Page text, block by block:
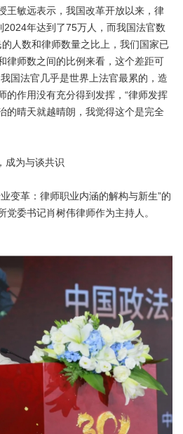
敏远表示，我国改革开放以来，律
年达到了75万人，而我国法官数
人数和律师数量之比上，我们国家已
律师数之间的比例来看，这个差距可
国法官几乎是世界上法官最累的，造
的作用没有充分得到发挥，“律师发挥
的晴天就越晴朗，我觉得这个是完全
为与谈共识
革：律师职业内涵的解构与新生”的
委书记肖树伟律师作为主持人。